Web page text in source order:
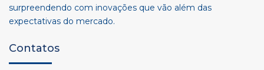
surpreendendo com inovações que vão além das
expectativas do mercado.
Contatos